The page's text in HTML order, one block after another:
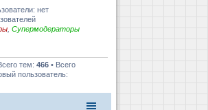
нет
Супермодераторы
тем: 466 • Всего
пользователь: